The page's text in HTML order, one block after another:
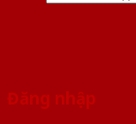
Đăng nhập